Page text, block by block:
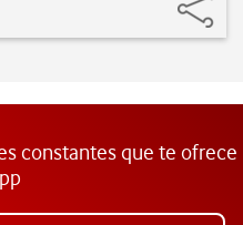
constantes que te ofrece